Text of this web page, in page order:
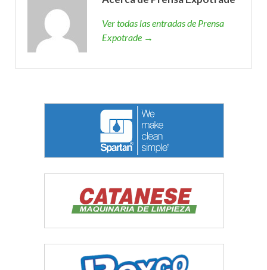
Ver todas las entradas de Prensa
Expotrade →